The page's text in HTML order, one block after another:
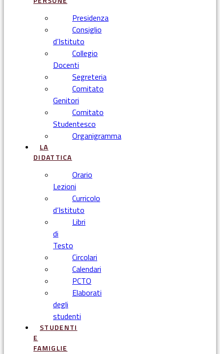
Presidenza
Consiglio
d’Istituto
Collegio
Docenti
Segreteria
Comitato
Genitori
Comitato
Studentesco
Organigramma
LA
DIDATTICA
Orario
Lezioni
Curricolo
d’Istituto
Libri
di
Testo
Circolari
Calendari
PCTO
Elaborati
degli
studenti
STUDENTI
E
FAMIGLIE